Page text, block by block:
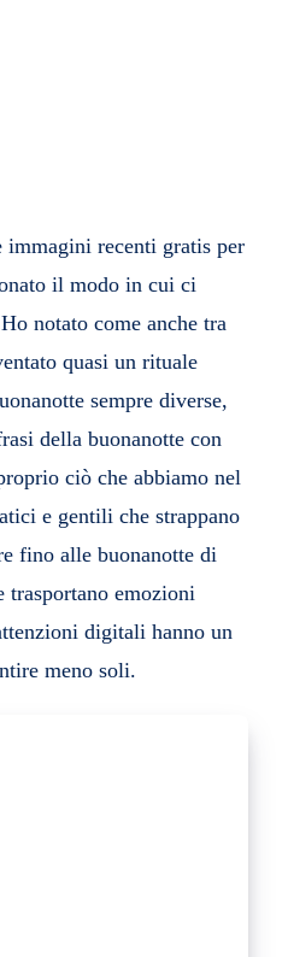
immagini recenti gratis per
il modo in cui ci
notato come anche tra
quasi un rituale
sempre diverse,
della buonanotte con
ciò che abbiamo nel
e gentili che strappano
fino alle buonanotte di
trasportano emozioni
digitali hanno un
meno soli.